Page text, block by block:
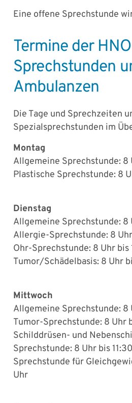
Eine offene Sprechstunde
Termine der
Sprechstunden
Ambulanzen
Die Tage und Sprechzeiten
Spezialsprechstunden im
Montag
Allgemeine Sprechstunde: 8
Plastische Sprechstunde: 8
Dienstag
Allgemeine Sprechstunde: 8
Allergie-Sprechstunde: 8
Ohr-Sprechstunde: 8 Uhr bis
Tumor/Schädelbasis: 8 Uhr
Mittwoch
Allgemeine Sprechstunde: 8
Tumor-Sprechstunde: 8 Uhr
Schilddrüsen- und
Sprechstunde: 8 Uhr bis
Sprechstunde für
Uhr